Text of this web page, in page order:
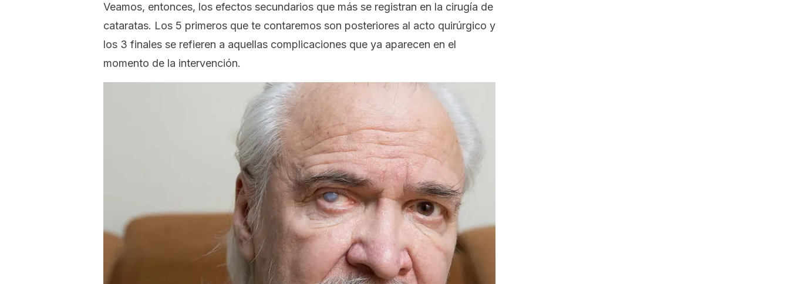
Veamos, entonces, los efectos secundarios que más se registran en la cirugía de
cataratas. Los 5 primeros que te contaremos son posteriores al acto quirúrgico y
los 3 finales se refieren a aquellas complicaciones que ya aparecen en el
momento de la intervención.